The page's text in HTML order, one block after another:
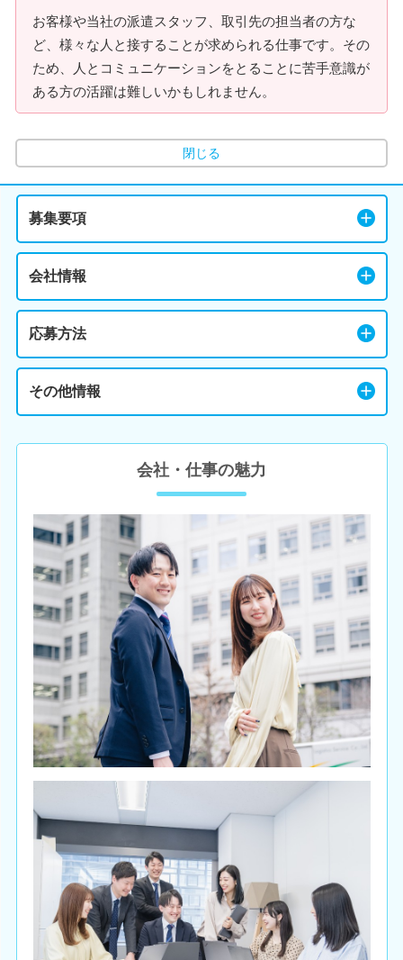
お客様や当社の派遣スタッフ、取引先の担当者の方な
ど、様々な人と接することが求められる仕事です。その
ため、人とコミュニケーションをとることに苦手意識が
ある方の活躍は難しいかもしれません。
閉じる
募集要項
会社情報
応募方法
その他情報
会社・仕事の魅力